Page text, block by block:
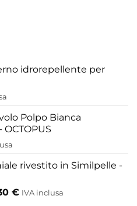
433,30 €
idrorepellente per
Polpo Bianca
rivestito in Similpelle -
€Fascia
IVA inclusa